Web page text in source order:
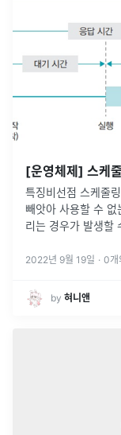
[운영체제] 스케
특징비선점 스케줄
빼앗아 사용할 수
리는 경우가 발생할
2022년 9월 19일 · 0
by 혀니앤